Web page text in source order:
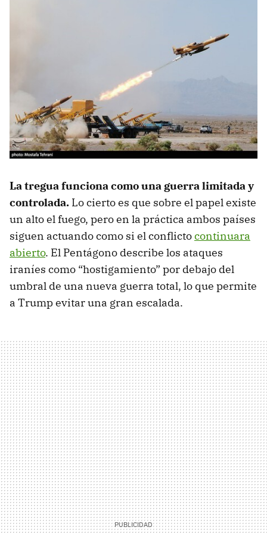
La tregua funciona como una guerra limitada y
controlada. Lo cierto es que sobre el papel existe
un alto el fuego, pero en la práctica ambos países
siguen actuando como si el conflictocontinuara
abierto. El Pentágono describe los ataques
iraníes como “hostigamiento” por debajo del
umbral de una nueva guerra total, lo que permite
a Trump evitar una gran escalada.